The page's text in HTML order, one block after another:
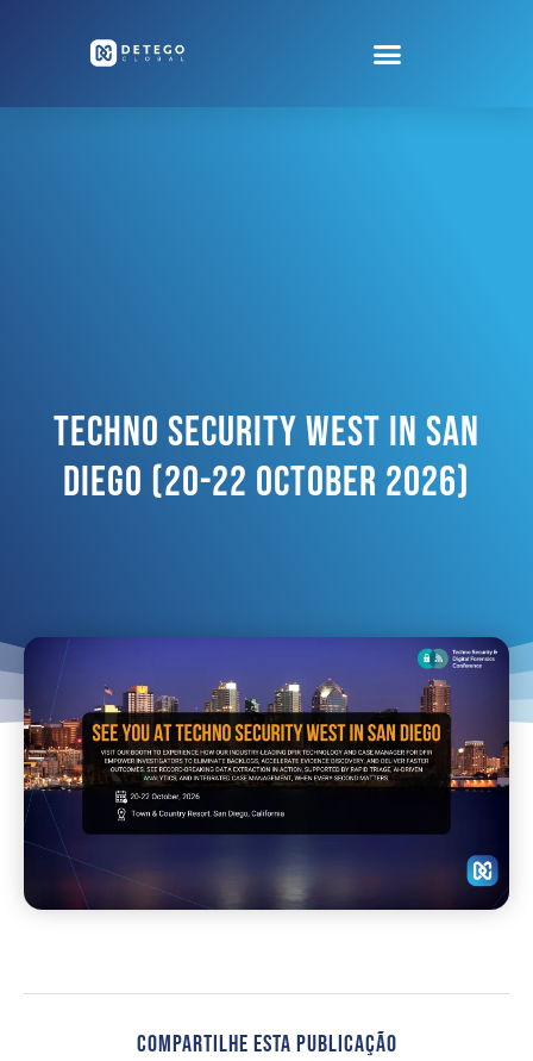
Techno Security West In San
Diego (20-22 October 2026)
Compartilhe Esta Publicação